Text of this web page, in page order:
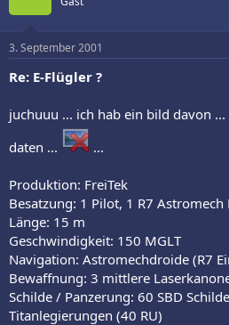
3. September 2001
Re: E-Flügler ?
juchuuu ... ich hab ein bild davon
daten ...
...
Produktion: FreiTek
Besatzung: 1 Pilot, 1 R7 Astromech
Länge: 15 m
Geschwindigkeit: 150 MGLT
Navigation: Astromechdroide (R7
Bewaffnung: 3 mittlere
Schilde / Panzerung: 60 SBD
Titanlegierungen (40 RU)